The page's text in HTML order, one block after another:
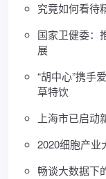
究竟如何看待
国家卫健委：
展
“胡中心”携手
草特饮
上海市已启
2020细胞产业
畅谈大数据下